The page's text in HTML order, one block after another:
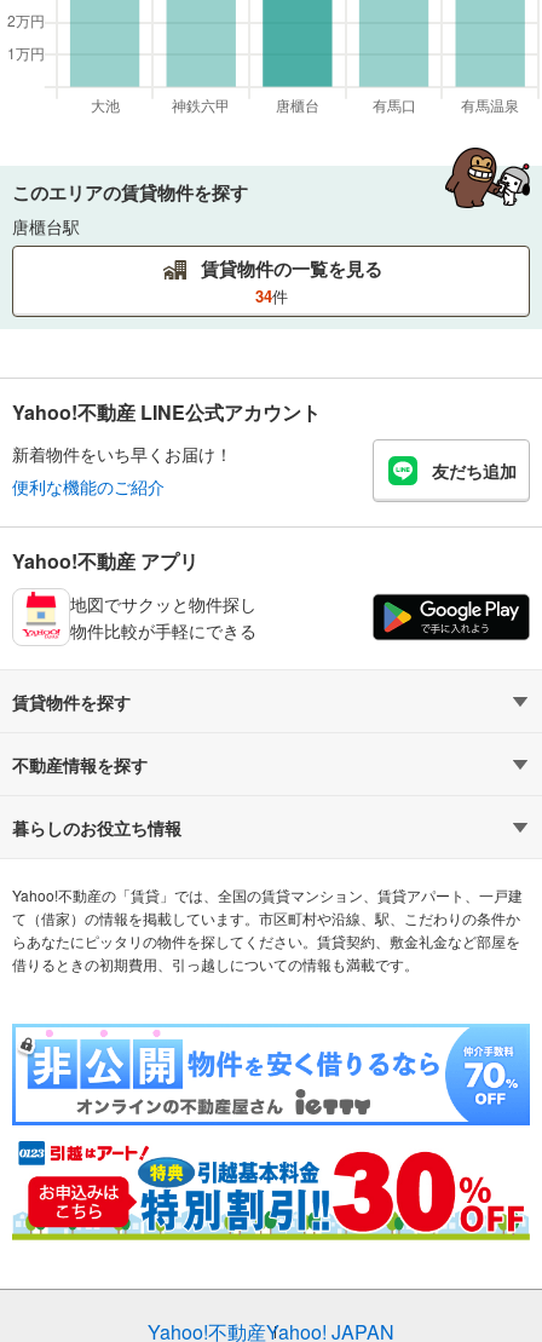
このエリアの賃貸物件を探す
唐櫃台駅
賃貸物件の一覧を見る
34件
Yahoo!不動産 LINE公式アカウント
新着物件をいち早くお届け！
便利な機能のご紹介
友だち追加
Yahoo!不動産 アプリ
地図でサクッと物件探し
物件比較が手軽にできる
賃貸物件を探す
路線・駅から探す
通勤時間から探す
不動産会社から探す 希望の条件から探す
テーマから探す ランキングから探す
不動産情報を探す
不動産・住宅
新築マンション 中古マンション
新築一戸建て 中古一戸建て
注文住宅 土地
売却査定
暮らしのお役立ち情報
マンションカタログ 教えて！住まいの先生
Yahoo!不動産の「賃貸」では、全国の賃貸マンション、賃貸アパート、一戸建
て（借家）の情報を掲載しています。市区町村や沿線、駅、こだわりの条件か
らあなたにピッタリの物件を探してください。賃貸契約、敷金礼金など部屋を
借りるときの初期費用、引っ越しについての情報も満載です。
Yahoo!不動産Yahoo! JAPAN